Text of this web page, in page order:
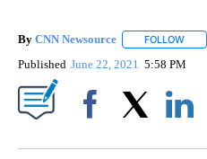
By CNN Newsource FOLLOW
Published June 22, 2021 5:58 PM